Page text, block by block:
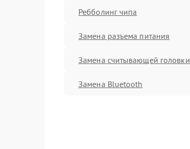
Ребболинг чипа
Замена разъема питания
Замена считывающей головки
Замена Bluetooth